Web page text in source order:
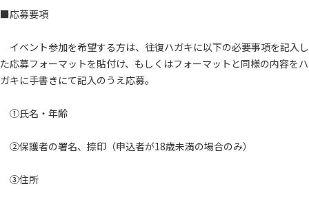
■応募要項
イベント参加を希望する方は、往復ハガキに以下の必要事項を記入し
た応募フォーマットを貼付け、もしくはフォーマットと同様の内容をハ
ガキに手書きにて記入のうえ応募。
①氏名・年齢
②保護者の署名、捺印（申込者が18歳未満の場合のみ）
③住所